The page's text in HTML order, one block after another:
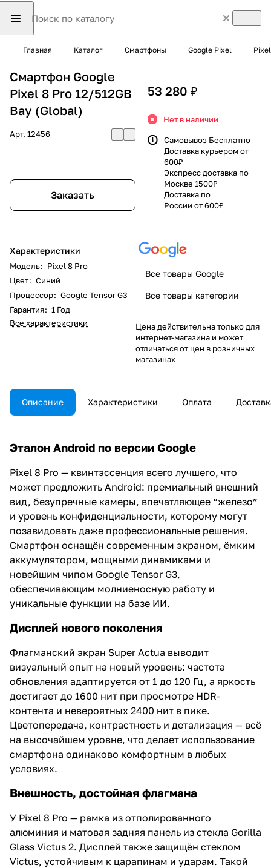
Главная Каталог Смартфоны Google Pixel
Смартфон Google
Pixel 8 Pro 12/512GB
Bay (Global)
Арт. 12456
Заказать
Характеристики
Модель: Pixel 8 Pro
Цвет: Синий
Процессор: Google Tensor G3
Гарантия: 1 Год
Все характеристики
53 280 ₽
Нет в наличии
Самовывоз Бесплатно
Доставка курьером от
600₽
Экспресс доставка по
Москве 1500₽
Доставка по
России от 600₽
Все товары Google
Все товары категории
Цена действительна только для
интернет-магазина и может
отличаться от цен в розничных
магазинах
Описание Характеристики Оплата
Эталон Android по версии Google
Pixel 8 Pro — квинтэссенция всего лучшего, что
может предложить Android: премиальный внешний
вид, безупречные камеры, впечатляющее “железо”
и уровень конфиденциальности, которому могут
позавидовать даже профессиональные решения.
Смартфон оснащён современным экраном, ёмким
аккумулятором, мощными динамиками и
новейшим чипом Google Tensor G3,
обеспечивающим молниеносную работу и
уникальные функции на базе ИИ.
Дисплей нового поколения
Флагманский экран Super Actua выводит
визуальный опыт на новый уровень: частота
обновления адаптируется от 1 до 120 Гц, а яркость
достигает до 1600 нит при просмотре HDR-
контента и невероятных 2400 нит в пике.
Цветопередача, контрастность и детализация — всё
на высочайшем уровне, что делает использование
смартфона одинаково комфортным в любых
условиях.
Внешность, достойная флагмана
У Pixel 8 Pro — рамка из отполированного
алюминия и матовая задняя панель из стекла Gorilla
Glass Victus 2. Дисплей также защищён стеклом
Victus, устойчивым к царапинам и ударам. Такой